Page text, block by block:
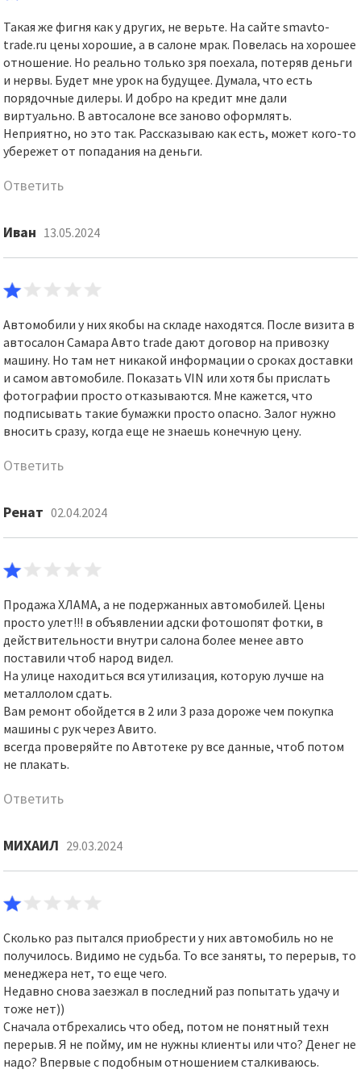
Такая же фигня как у других, не верьте. На сайте smavto-
trade.ru цены хорошие, а в салоне мрак. Повелась на хорошее
отношение. Но реально только зря поехала, потеряв деньги
и нервы. Будет мне урок на будущее. Думала, что есть
порядочные дилеры. И добро на кредит мне дали
виртуально. В автосалоне все заново оформлять.
Неприятно, но это так. Рассказываю как есть, может кого-то
убережет от попадания на деньги.
Ответить
Иван 13.05.2024
Автомобили у них якобы на складе находятся. После визита в
автосалон Самара Авто trade дают договор на привозку
машину. Но там нет никакой информации о сроках доставки
и самом автомобиле. Показать VIN или хотя бы прислать
фотографии просто отказываются. Мне кажется, что
подписывать такие бумажки просто опасно. Залог нужно
вносить сразу, когда еще не знаешь конечную цену.
Ответить
Ренат 02.04.2024
Продажа ХЛАМА, а не подержанных автомобилей. Цены
просто улет!!! в объявлении адски фотошопят фотки, в
действительности внутри салона более менее авто
поставили чтоб народ видел.
На улице находиться вся утилизация, которую лучше на
металлолом сдать.
Вам ремонт обойдется в 2 или 3 раза дороже чем покупка
машины с рук через Авито.
всегда проверяйте по Автотеке ру все данные, чтоб потом
не плакать.
Ответить
МИХАИЛ 29.03.2024
Сколько раз пытался приобрести у них автомобиль но не
получилось. Видимо не судьба. То все заняты, то перерыв, то
менеджера нет, то еще чего.
Недавно снова заезжал в последний раз попытать удачу и
тоже нет))
Сначала отбрехались что обед, потом не понятный техн
перерыв. Я не пойму, им не нужны клиенты или что? Денег не
надо? Впервые с подобным отношением сталкиваюсь.